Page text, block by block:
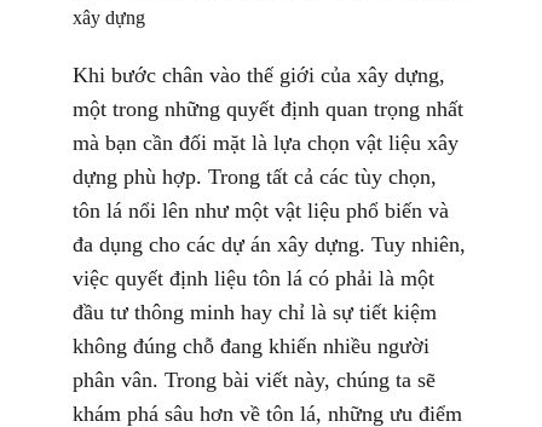
xây dựng
Khi bước chân vào thế giới của xây dựng,
một trong những quyết định quan trọng nhất
mà bạn cần đối mặt là lựa chọn vật liệu xây
dựng phù hợp. Trong tất cả các tùy chọn,
tôn lá nổi lên như một vật liệu phổ biến và
đa dụng cho các dự án xây dựng. Tuy nhiên,
việc quyết định liệu tôn lá có phải là một
đầu tư thông minh hay chỉ là sự tiết kiệm
không đúng chỗ đang khiến nhiều người
phân vân. Trong bài viết này, chúng ta sẽ
khám phá sâu hơn về tôn lá, những ưu điểm